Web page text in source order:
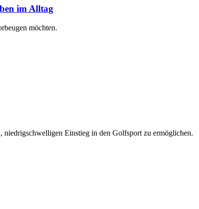
im Alltag
möchten.
niedrigschwelligen Einstieg in den Golfsport zu ermöglichen.